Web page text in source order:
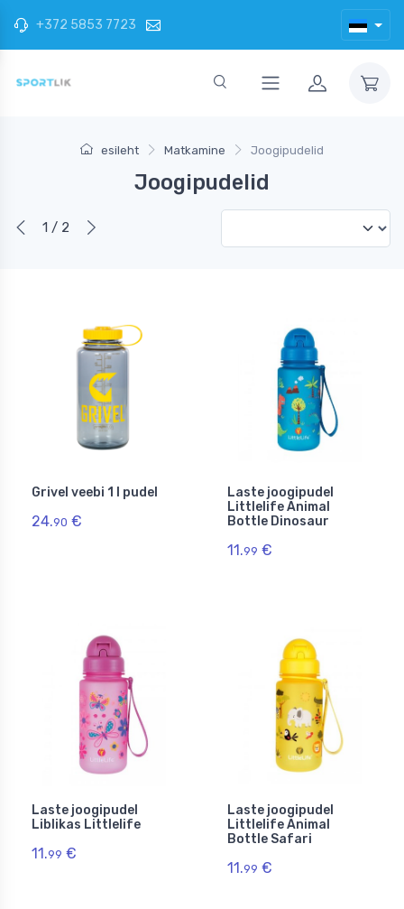
+372 5853 7723
esileht Matkamine Joogipudelid
Joogipudelid
1 / 2
Grivel veebi 1 l pudel
24.90 €
Laste joogipudel
Littlelife Animal
Bottle Dinosaur
11.99 €
Laste joogipudel
Liblikas Littlelife
11.99 €
Laste joogipudel
Littlelife Animal
Bottle Safari
11.99 €